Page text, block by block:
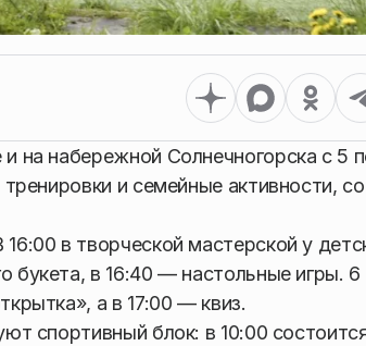
на набережной Солнечногорска с 5
и семейные активности,
в творческой мастерской у
букета, в 16:40 — настольные игры.
а в 17:00 — квиз.
спортивный блок: в 10:00